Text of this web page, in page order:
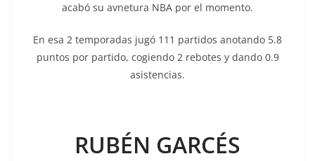
acabó su avnetura NBA por el momento.
En esa 2 temporadas jugó 111 partidos anotando 5.8
puntos por partido, cogiendo 2 rebotes y dando 0.9
asistencias.
RUBÉN GARCÉS